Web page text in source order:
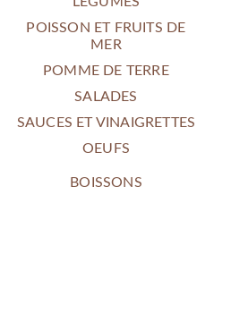
POISSON ET FRUITS DE
MER
POMME DE TERRE
SALADES
SAUCES ET VINAIGRETTES
OEUFS
BOISSONS